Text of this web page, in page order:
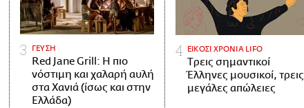
ΓΕΥΣΗ
Red Jane Grill: Η πιο
νόστιμη και χαλαρή αυλή
στα Χανιά (ίσως και στην
Ελλάδα)
ΕΙΚΟΣΙ ΧΡΟΝΙΑ LIFO
Tρεις σημαντικοί
Έλληνες μουσικοί, τρεις
μεγάλες απώλειες